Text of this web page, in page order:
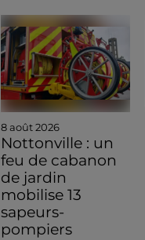
8 août 2026
Nottonville : un
feu de cabanon
de jardin
mobilise 13
sapeurs-
pompiers